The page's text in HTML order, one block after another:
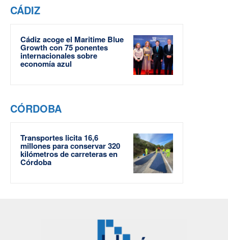
CÁDIZ
Cádiz acoge el Maritime Blue
Growth con 75 ponentes
internacionales sobre
economía azul
CÓRDOBA
Transportes licita 16,6
millones para conservar 320
kilómetros de carreteras en
Córdoba